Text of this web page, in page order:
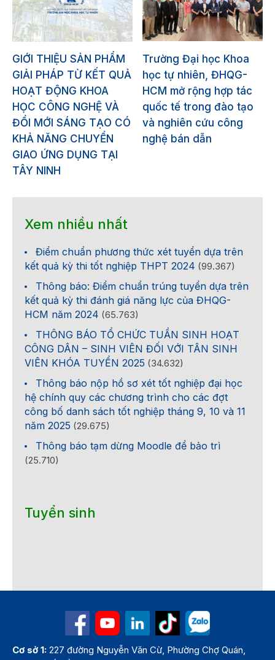
GIỚI THIỆU SẢN PHẨM
GIẢI PHÁP TỪ KẾT QUẢ
HOẠT ĐỘNG KHOA
HỌC CÔNG NGHỆ VÀ
ĐỔI MỚI SÁNG TẠO CÓ
KHẢ NĂNG CHUYỂN
GIAO ỨNG DỤNG TẠI
TÂY NINH
Trường Đại học Khoa
học tự nhiên, ĐHQG-
HCM mở rộng hợp tác
quốc tế trong đào tạo
và nghiên cứu công
nghệ bán dẫn
Xem nhiều nhất
Điểm chuẩn phương thức xét tuyển dựa trên
kết quả kỳ thi tốt nghiệp THPT 2024 (99.367)
Thông báo: Điểm chuẩn trúng tuyển dựa trên
kết quả kỳ thi đánh giá năng lực của ĐHQG-
HCM năm 2024 (65.763)
THÔNG BÁO TỔ CHỨC TUẦN SINH HOẠT
CÔNG DÂN – SINH VIÊN ĐỐI VỚI TÂN SINH
VIÊN KHÓA TUYỂN 2025 (34.632)
Thông báo nộp hồ sơ xét tốt nghiệp đại học
hệ chính quy các chương trình cho các đợt
công bố danh sách tốt nghiệp tháng 9, 10 và 11
năm 2025 (29.675)
Thông báo tạm dừng Moodle để bảo trì
(25.710)
Tuyển sinh
Cơ sở 1: 227 đường Nguyễn Văn Cừ, Phường Chợ Quán,